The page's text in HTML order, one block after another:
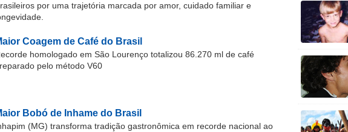
por uma trajetória marcada por amor, cuidado familiar e
Coagem de Café do Brasil
homologado em São Lourenço totalizou 86.270 ml de café
pelo método V60
Bobó de Inhame do Brasil
(MG) transforma tradição gastronômica em recorde nacional ao